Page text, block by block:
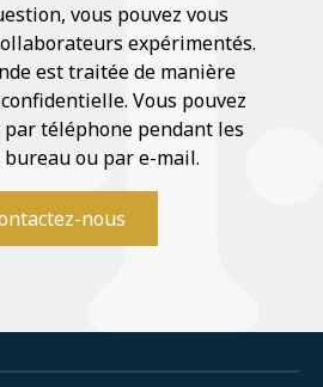
vous pouvez vous
expérimentés.
est traitée de manière
Vous pouvez
téléphone pendant les
bureau ou par e-mail.
nous